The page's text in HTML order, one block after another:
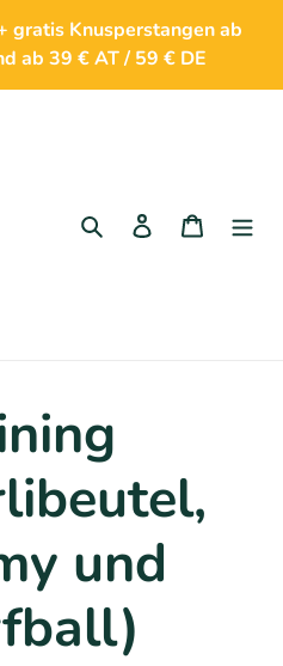
gratis Knusperstangen ab
ab 39 € AT / 59 € DE
SuchenEinloggen
und